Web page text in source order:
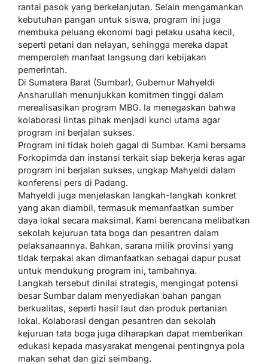
rantai pasok yang berkelanjutan. Selain mengamankan
kebutuhan pangan untuk siswa, program ini juga
membuka peluang ekonomi bagi pelaku usaha kecil,
seperti petani dan nelayan, sehingga mereka dapat
memperoleh manfaat langsung dari kebijakan
pemerintah.
Di Sumatera Barat (Sumbar), Gubernur Mahyeldi
Ansharullah menunjukkan komitmen tinggi dalam
merealisasikan program MBG. Ia menegaskan bahwa
kolaborasi lintas pihak menjadi kunci utama agar
program ini berjalan sukses.
Program ini tidak boleh gagal di Sumbar. Kami bersama
Forkopimda dan instansi terkait siap bekerja keras agar
program ini berjalan sukses, ungkap Mahyeldi dalam
konferensi pers di Padang.
Mahyeldi juga menjelaskan langkah-langkah konkret
yang akan diambil, termasuk memanfaatkan sumber
daya lokal secara maksimal. Kami berencana melibatkan
sekolah kejuruan tata boga dan pesantren dalam
pelaksanaannya. Bahkan, sarana milik provinsi yang
tidak terpakai akan dimanfaatkan sebagai dapur pusat
untuk mendukung program ini, tambahnya.
Langkah tersebut dinilai strategis, mengingat potensi
besar Sumbar dalam menyediakan bahan pangan
berkualitas, seperti hasil laut dan produk pertanian
lokal. Kolaborasi dengan pesantren dan sekolah
kejuruan tata boga juga diharapkan dapat memberikan
edukasi kepada masyarakat mengenai pentingnya pola
makan sehat dan gizi seimbang.